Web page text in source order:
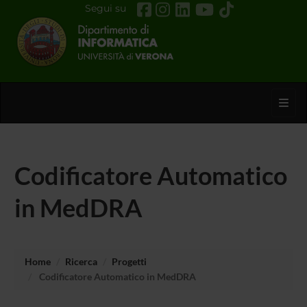
Segui su
Codificatore Automatico
in MedDRA
Home Ricerca
Progetti
Codificatore Automatico in MedDRA